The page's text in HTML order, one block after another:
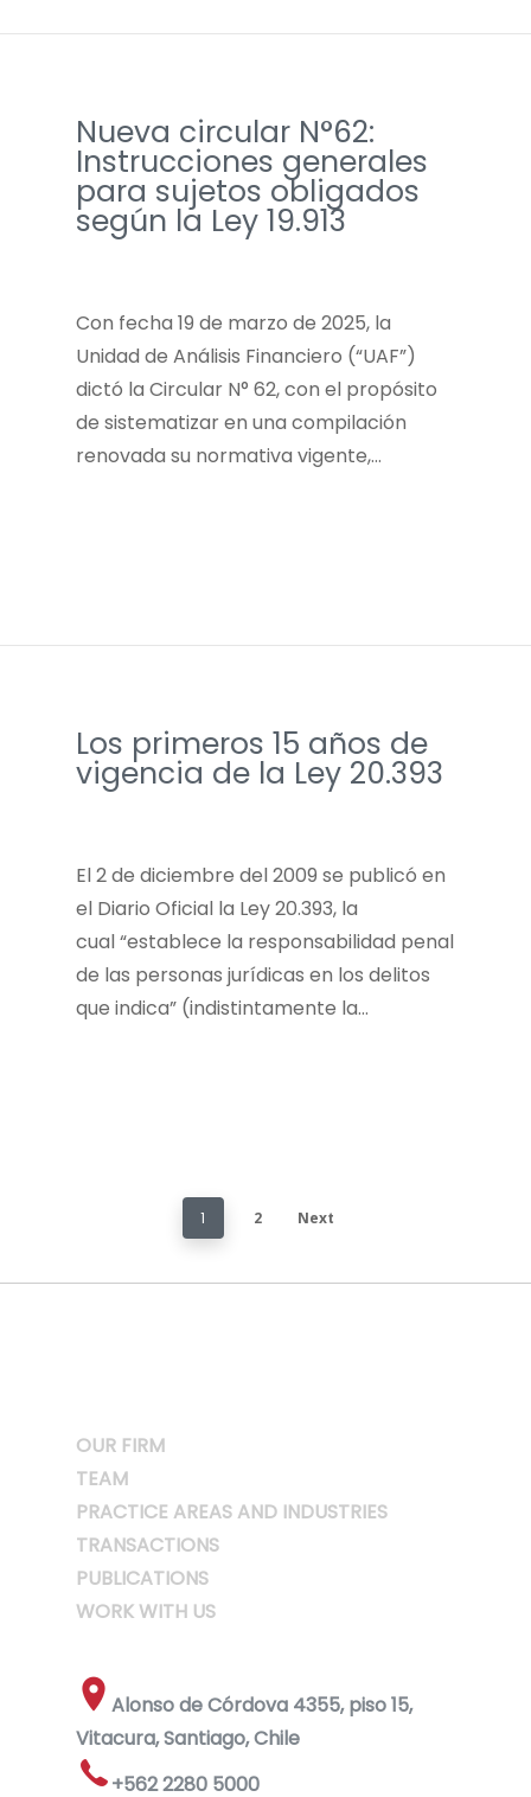
Nueva circular N°62:
Instrucciones generales
para sujetos obligados
según la Ley 19.913
Con fecha 19 de marzo de 2025, la
Unidad de Análisis Financiero (“UAF”)
dictó la Circular N° 62, con el propósito
de sistematizar en una compilación
renovada su normativa vigente,…
Los primeros 15 años de
vigencia de la Ley 20.393
El 2 de diciembre del 2009 se publicó en
el Diario Oficial la Ley 20.393, la
cual “establece la responsabilidad penal
de las personas jurídicas en los delitos
que indica” (indistintamente la…
1 2 Next
OUR FIRM
TEAM
PRACTICE AREAS AND INDUSTRIES
TRANSACTIONS
PUBLICATIONS
WORK WITH US
Alonso de Córdova 4355, piso 15,
Vitacura, Santiago, Chile
+562 2280 5000